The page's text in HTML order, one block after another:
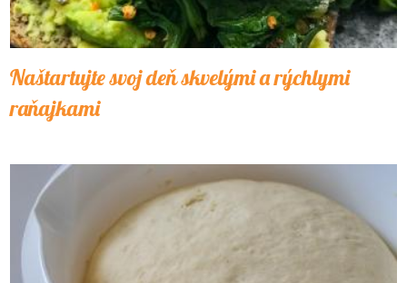
Naštartujte svoj deň skvelými a rýchlymi
raňajkami